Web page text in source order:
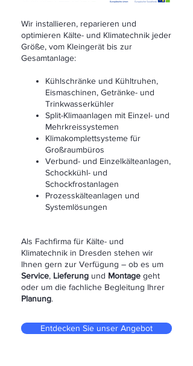
Wir installieren, reparieren und
optimieren Kälte- und Klimatechnik jeder
Größe, vom Kleingerät bis zur
Gesamtanlage:
Kühlschränke und Kühltruhen,
Eismaschinen, Getränke- und
Trinkwasserkühler
Split-Klimaanlagen mit Einzel- und
Mehrkreissystemen
Klimakomplettsysteme für
Großraumbüros
Verbund- und Einzelkälteanlagen,
Schockkühl- und
Schockfrostanlagen
Prozesskälteanlagen und
Systemlösungen
Als Fachfirma für Kälte- und
Klimatechnik in Dresden stehen wir
Ihnen gern zur Verfügung – ob es um
Service, Lieferung und Montage geht
oder um die fachliche Begleitung Ihrer
Planung.
Entdecken Sie unser Angebot